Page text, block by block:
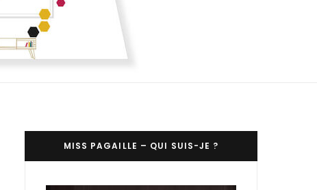
MISS PAGAILLE – QUI SUIS-JE ?